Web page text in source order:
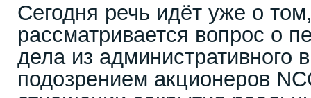
Сегодня речь идёт уже о
рассматривается вопрос о
дела из административного
подозрением акционеров